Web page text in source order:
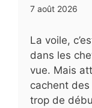
7 août 2026
La voile,
dans les
vue. Mais
cachent
trop de